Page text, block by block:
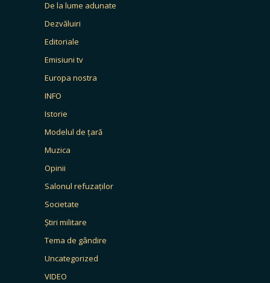
De la lume adunate
Dezvăluiri
Editoriale
Emisiuni tv
Europa nostra
INFO
Istorie
Modelul de țară
Muzica
Opinii
Salonul refuzaților
Societate
Știri militare
Tema de gândire
Uncategorized
VIDEO